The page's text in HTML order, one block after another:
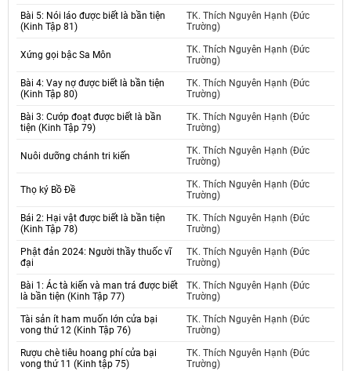
Bài 5: Nói láo được biết là bần tiện
(Kinh Tập 81)
TK. Thích Nguyên Hạnh (Đức
Trường)
Xứng gọi bậc Sa Môn
TK. Thích Nguyên Hạnh (Đức
Trường)
Bài 4: Vay nợ được biết là bần tiện
(Kinh Tập 80)
TK. Thích Nguyên Hạnh (Đức
Trường)
Bài 3: Cướp đoạt được biết là bần
tiện (Kinh Tập 79)
TK. Thích Nguyên Hạnh (Đức
Trường)
Nuôi dưỡng chánh tri kiến
TK. Thích Nguyên Hạnh (Đức
Trường)
Thọ ký Bồ Đề
TK. Thích Nguyên Hạnh (Đức
Trường)
Bái 2: Hại vật được biết là bần tiện
(Kinh Tập 78)
TK. Thích Nguyên Hạnh (Đức
Trường)
Phật đản 2024: Người thầy thuốc vĩ
đại
TK. Thích Nguyên Hạnh (Đức
Trường)
Bài 1: Ác tà kiến và man trá được biết
là bần tiện (Kinh Tập 77)
TK. Thích Nguyên Hạnh (Đức
Trường)
Tài sản ít ham muốn lớn cửa bại
vong thứ 12 (Kinh Tập 76)
TK. Thích Nguyên Hạnh (Đức
Trường)
Rượu chè tiêu hoang phí cửa bại
vong thứ 11 (Kinh tập 75)
TK. Thích Nguyên Hạnh (Đức
Trường)